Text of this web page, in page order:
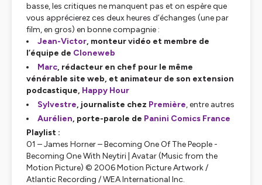
basse, les critiques ne manquent pas et on espère que
vous apprécierez ces deux heures d’échanges (une par
film, en gros) en bonne compagnie :
Jean-Victor, monteur vidéo et membre de
l’équipe de Cloneweb
Marc, rédacteur en chef pour le même
vénérable site web, et animateur de son extension
podcastique, Happy Hour
Sylvestre, journaliste chez Première, entre autres
Aurélien, porte-parole de Panini Comics France
Playlist :
01 – James Horner – Becoming One Of The People -
Becoming One With Neytiri | Avatar (Music from the
Motion Picture) © 2006 Motion Picture Artwork /
Atlantic Recording / WEA International Inc.